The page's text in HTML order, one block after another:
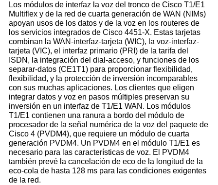
Los módulos de interfaz la voz del tronco de Cisco T1/E1
Multiflex y de la red de cuarta generación de WAN (NIMs)
apoyan usos de los datos y de la voz en los routeres de
los servicios integrados de Cisco 4451-X. Estas tarjetas
combinan la WAN-interfaz-tarjeta (WIC), la voz-interfaz-
tarjeta (VIC), el interfaz primario (PRI) de la tarifa del
ISDN, la integración del dial-acceso, y funciones de los
separar-datos (CE1T1) para proporcionar flexibilidad,
flexibilidad, y la protección de inversión incomparables
con sus muchas aplicaciones. Los clientes que eligen
integrar datos y voz en pasos múltiples preservan su
inversión en un interfaz de T1/E1 WAN. Los módulos
T1/E1 contienen una ranura a bordo del módulo de
procesador de la señal numérica de la voz del paquete de
Cisco 4 (PVDM4), que requiere un módulo de cuarta
generación PVDM4. Un PVDM4 en el módulo T1/E1 es
necesario para las características de voz. El PVDM4
también prevé la cancelación de eco de la longitud de la
eco-cola de hasta 128 ms para las condiciones exigentes
de la red.